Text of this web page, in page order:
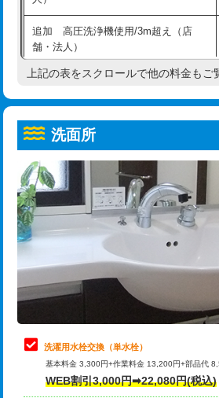
コンクリート斫り（厚さ10㎝超え）
モルタル補修（厚さ10㎝まで）
モルタル補修（厚さ10㎝超え）
洗面台設置
追加人工
廃棄・処分
※給水管工事は20mmまでの価格です
給水管工事※（ホール加工)
給水管工事※（バンド止め)
給水管工事※（支持金具設置)
給水管工事※（保温材使用（バンド止
め込み）)
給水管工事※（土の掘削・埋め戻し作
業)
給水管工事※（塩ビ管（VP・HI）使
用/3ｍまで)
給水管工事※（塩ビ管（VP・HI）使
用（追加）/3ｍ超え)
給水管工事※（ライニング鋼管・銅
管・ポリ管・HT管使用/3ｍまで)
給水管工事※（ライニング鋼管・銅
管・ポリ管・HT管使用/3ｍ超え)
排水管工事（土の掘削・埋め戻し作
追加 高圧洗浄機使用/3m超え（店
舗・法人）
高度高圧洗浄換
トーラー機使用/3mまで
追加トーラー機使用/3m超え
カメラ調査
桝清掃
止水・漏水調査・防水処理・清掃・修
理・調整・分解・加工など（軽作業）
止水・漏水調査・防水処理・清掃・修
理・調整・分解・加工など（中作業）
止水・漏水調査・防水処理・清掃・修
理・調整・分解・加工など（重作業）
上記の表をスクロールで他の料金もご
洗面所
洗濯用水栓交換（単水栓）
基本料金 3,300円+作業料金 13,200円+部品代
WEB割引3,000円➡22,080円(税込)